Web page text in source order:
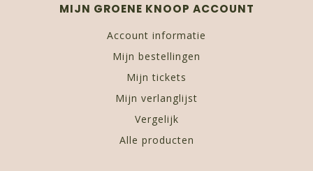
MIJN GROENE KNOOP ACCOUNT
Account informatie
Mijn bestellingen
Mijn tickets
Mijn verlanglijst
Vergelijk
Alle producten